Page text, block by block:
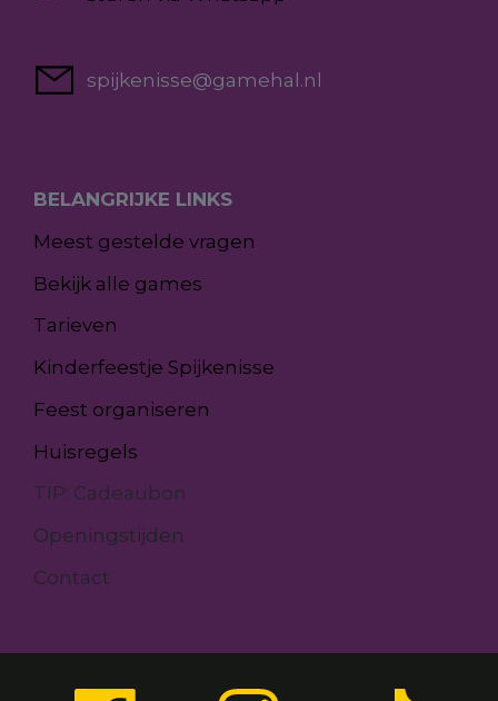
spijkenisse@gamehal.nl
BELANGRIJKE LINKS
Meest gestelde vragen
Bekijk alle games
Tarieven
Kinderfeestje Spijkenisse
Feest organiseren
Huisregels
TIP: Cadeaubon
Openingstijden
Contact